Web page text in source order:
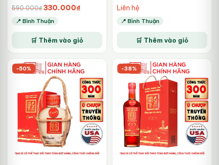
590.000₫ Giá
gốc
là:
590.000₫.
330.000₫
là:
330.000₫.
📍 Bình Thuận
🛒 Thêm vào giỏ
Liên hệ
📍 Bình Thuận
🛒 Thêm vào giỏ
-50% -38%